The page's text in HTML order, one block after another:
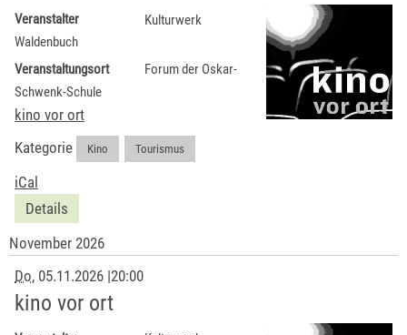
Veranstalter
Kulturwerk
Waldenbuch
Veranstaltungsort
Forum der Oskar-
Schwenk-Schule
kino vor ort
Kategorie
Kino Tourismus
iCal
Details
November 2026
Do, 05.11.2026 |20:00
kino vor ort